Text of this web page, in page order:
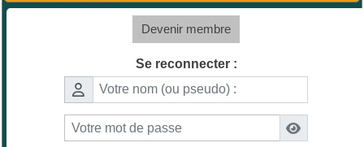
Devenir membre
Se reconnecter :